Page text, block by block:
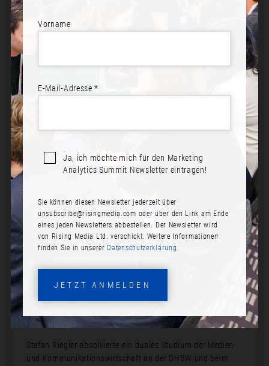
STEFAN RIEGLER
Rolle:
Specialist Privacy & GDPR
Bio:
Stefan Riegler absolvierte ein duales Studium der Medien-
und Kommunikationswirtschaft an der DHBW und beim
Vorname
E-Mail-Adresse *
Ja, ich möchte mich für den Marketing
Analytics Summit Newsletter eintragen!
Sie können diesen Newsletter jederzeit über
unsubscribe@risingmedia.com oder über den Link am Ende
eines jeden Newsletters abbestellen. Der Newsletter wird
von Rising Media Ltd. verschickt. Weitere Informationen
finden Sie in unserer Datenschutzerklärung.
JETZT ANMELDEN